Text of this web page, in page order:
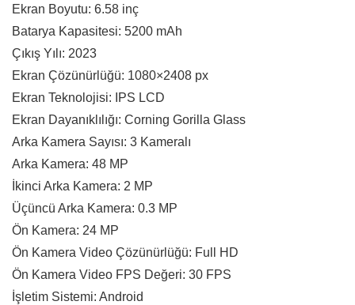
Ekran Boyutu: 6.58 inç
Batarya Kapasitesi: 5200 mAh
Çıkış Yılı: 2023
Ekran Çözünürlüğü: 1080×2408 px
Ekran Teknolojisi: IPS LCD
Ekran Dayanıklılığı: Corning Gorilla Glass
Arka Kamera Sayısı: 3 Kameralı
Arka Kamera: 48 MP
İkinci Arka Kamera: 2 MP
Üçüncü Arka Kamera: 0.3 MP
Ön Kamera: 24 MP
Ön Kamera Video Çözünürlüğü: Full HD
Ön Kamera Video FPS Değeri: 30 FPS
İşletim Sistemi: Android